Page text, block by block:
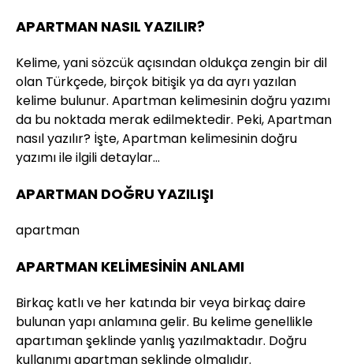
APARTMAN NASIL YAZILIR?
Kelime, yani sözcük açısından oldukça zengin bir dil
olan Türkçede, birçok bitişik ya da ayrı yazılan
kelime bulunur. Apartman kelimesinin doğru yazımı
da bu noktada merak edilmektedir. Peki, Apartman
nasıl yazılır? İşte, Apartman kelimesinin doğru
yazımı ile ilgili detaylar…
APARTMAN DOĞRU YAZILIŞI
apartman
APARTMAN KELİMESİNİN ANLAMI
Birkaç katlı ve her katında bir veya birkaç daire
bulunan yapı anlamına gelir. Bu kelime genellikle
apartıman şeklinde yanlış yazılmaktadır. Doğru
kullanımı apartman şeklinde olmalıdır.